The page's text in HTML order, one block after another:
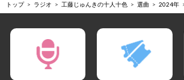
トップ ラジオ 工藤じゅんきの十人十色 選曲 2024年